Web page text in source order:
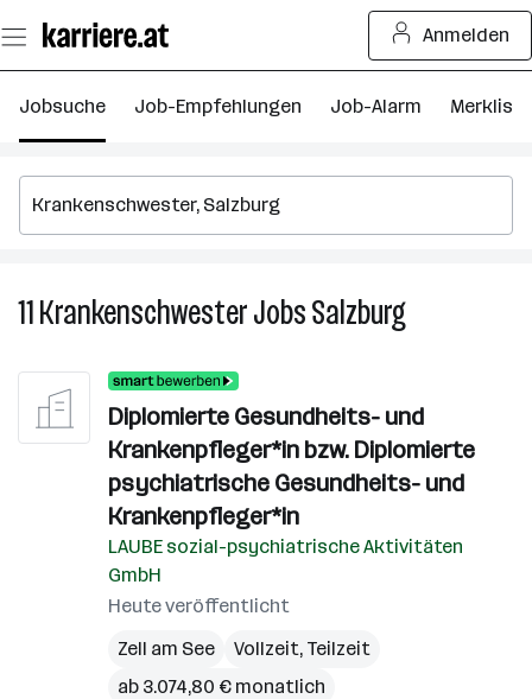
Seiteninhalt
springen
Anmelden
Jobsuche Job-Empfehlungen Job-Alarm Merkliste
11KrankenschwesterJobsSalzburg11
Salzburg
Diplomierte Gesundheits- und
Krankenpfleger*in bzw. Diplomierte
psychiatrische Gesundheits- und
Krankenpfleger*in
LAUBE sozial-psychiatrische Aktivitäten
GmbH
Heute veröffentlicht
Zell am See
Vollzeit, Teilzeit
ab 3.074,80 € monatlich